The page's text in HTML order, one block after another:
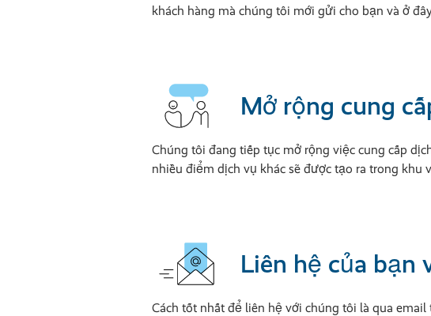
khách hàng mà chúng tôi mới gửi cho bạn và ở
Mở rộng cung
Chúng tôi đang tiếp tục mở rộng việc cung cấp
nhiều điểm dịch vụ khác sẽ được tạo ra trong khu
Liên hệ của bạn
Cách tốt nhất để liên hệ với chúng tôi là qua email